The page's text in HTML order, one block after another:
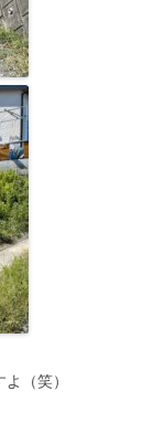
（笑）